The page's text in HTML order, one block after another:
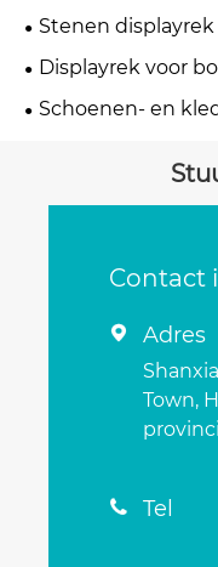
Stenen displayrek
Displayrek voor
Schoenen- en
Contact
 Adres
Town,
 Tel